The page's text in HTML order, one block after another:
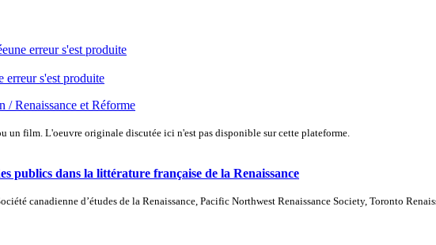
une erreur s'est produite
erreur s'est produite
/ Renaissance et Réforme
un film. L'oeuvre originale discutée ici n'est pas disponible sur cette plateforme.
publics dans la littérature française de la Renaissance
canadienne d’études de la Renaissance, Pacific Northwest Renaissance Society, Toronto